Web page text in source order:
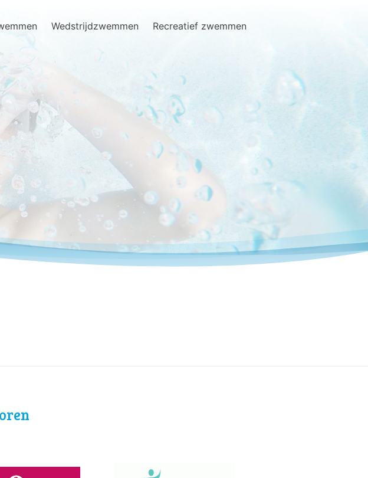
Wedstrijdzwemmen
Recreatief zwemmen
for: